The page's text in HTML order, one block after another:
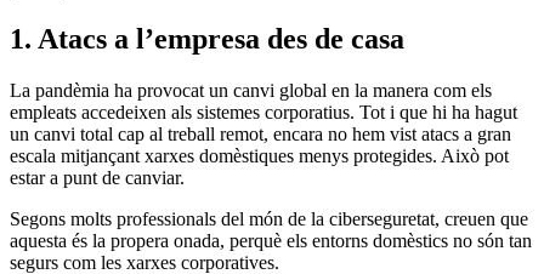
1. Atacs a l’empresa des de casa
La pandèmia ha provocat un canvi global en la manera com els
empleats accedeixen als sistemes corporatius. Tot i que hi ha hagut
un canvi total cap al treball remot, encara no hem vist atacs a gran
escala mitjançant xarxes domèstiques menys protegides. Això pot
estar a punt de canviar.
Segons molts professionals del món de la ciberseguretat, creuen que
aquesta és la propera onada, perquè els entorns domèstics no són tan
segurs com les xarxes corporatives.